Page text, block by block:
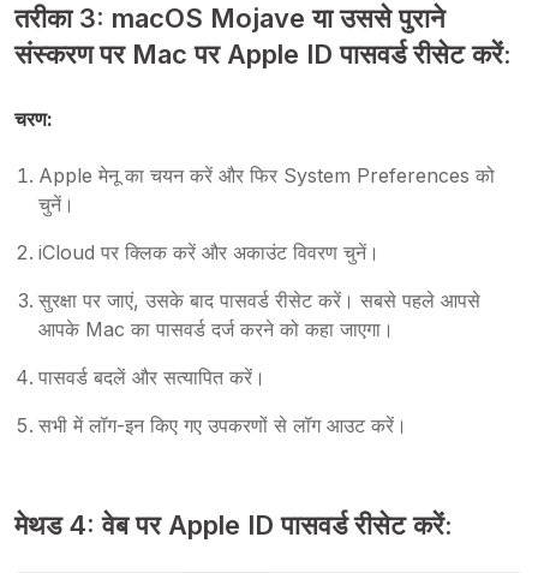
तरीका 3: macOS Mojave या उससे पुराने
संस्करण पर Mac पर Apple ID पासवर्ड रीसेट करें:
चरण:
Apple मेनू का चयन करें और फिर System Preferences को
चुनें।
iCloud पर क्लिक करें और अकाउंट विवरण चुनें।
सुरक्षा पर जाएं, उसके बाद पासवर्ड रीसेट करें। सबसे पहले आपसे
आपके Mac का पासवर्ड दर्ज करने को कहा जाएगा।
पासवर्ड बदलें और सत्यापित करें।
सभी में लॉग-इन किए गए उपकरणों से लॉग आउट करें।
मेथड 4: वेब पर Apple ID पासवर्ड रीसेट करें: